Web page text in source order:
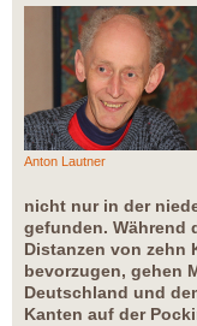
Anton Lautner
nicht nur in der
gefunden. Während
Distanzen von zehn
bevorzugen, gehen
Deutschland und
Kanten auf der